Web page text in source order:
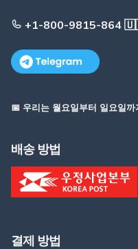
+1-800-9815-864
📅 우리는 월요일부터 일요일
배송 방법
결제 방법